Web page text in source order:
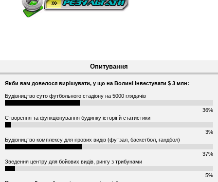
Опитування
Якби вам довелося вирішувати, у що на Волині інвестувати $ 3 млн:
Будівництво суто футбольного стадіону на 5000 глядачів
36%
Створення та функціонування будинку історії й статистики
3%
Будівництво комплексу для ігрових видів (футзал, баскетбол, гандбол)
37%
Зведення центру для бойових видів, рингу з трибунами
5%